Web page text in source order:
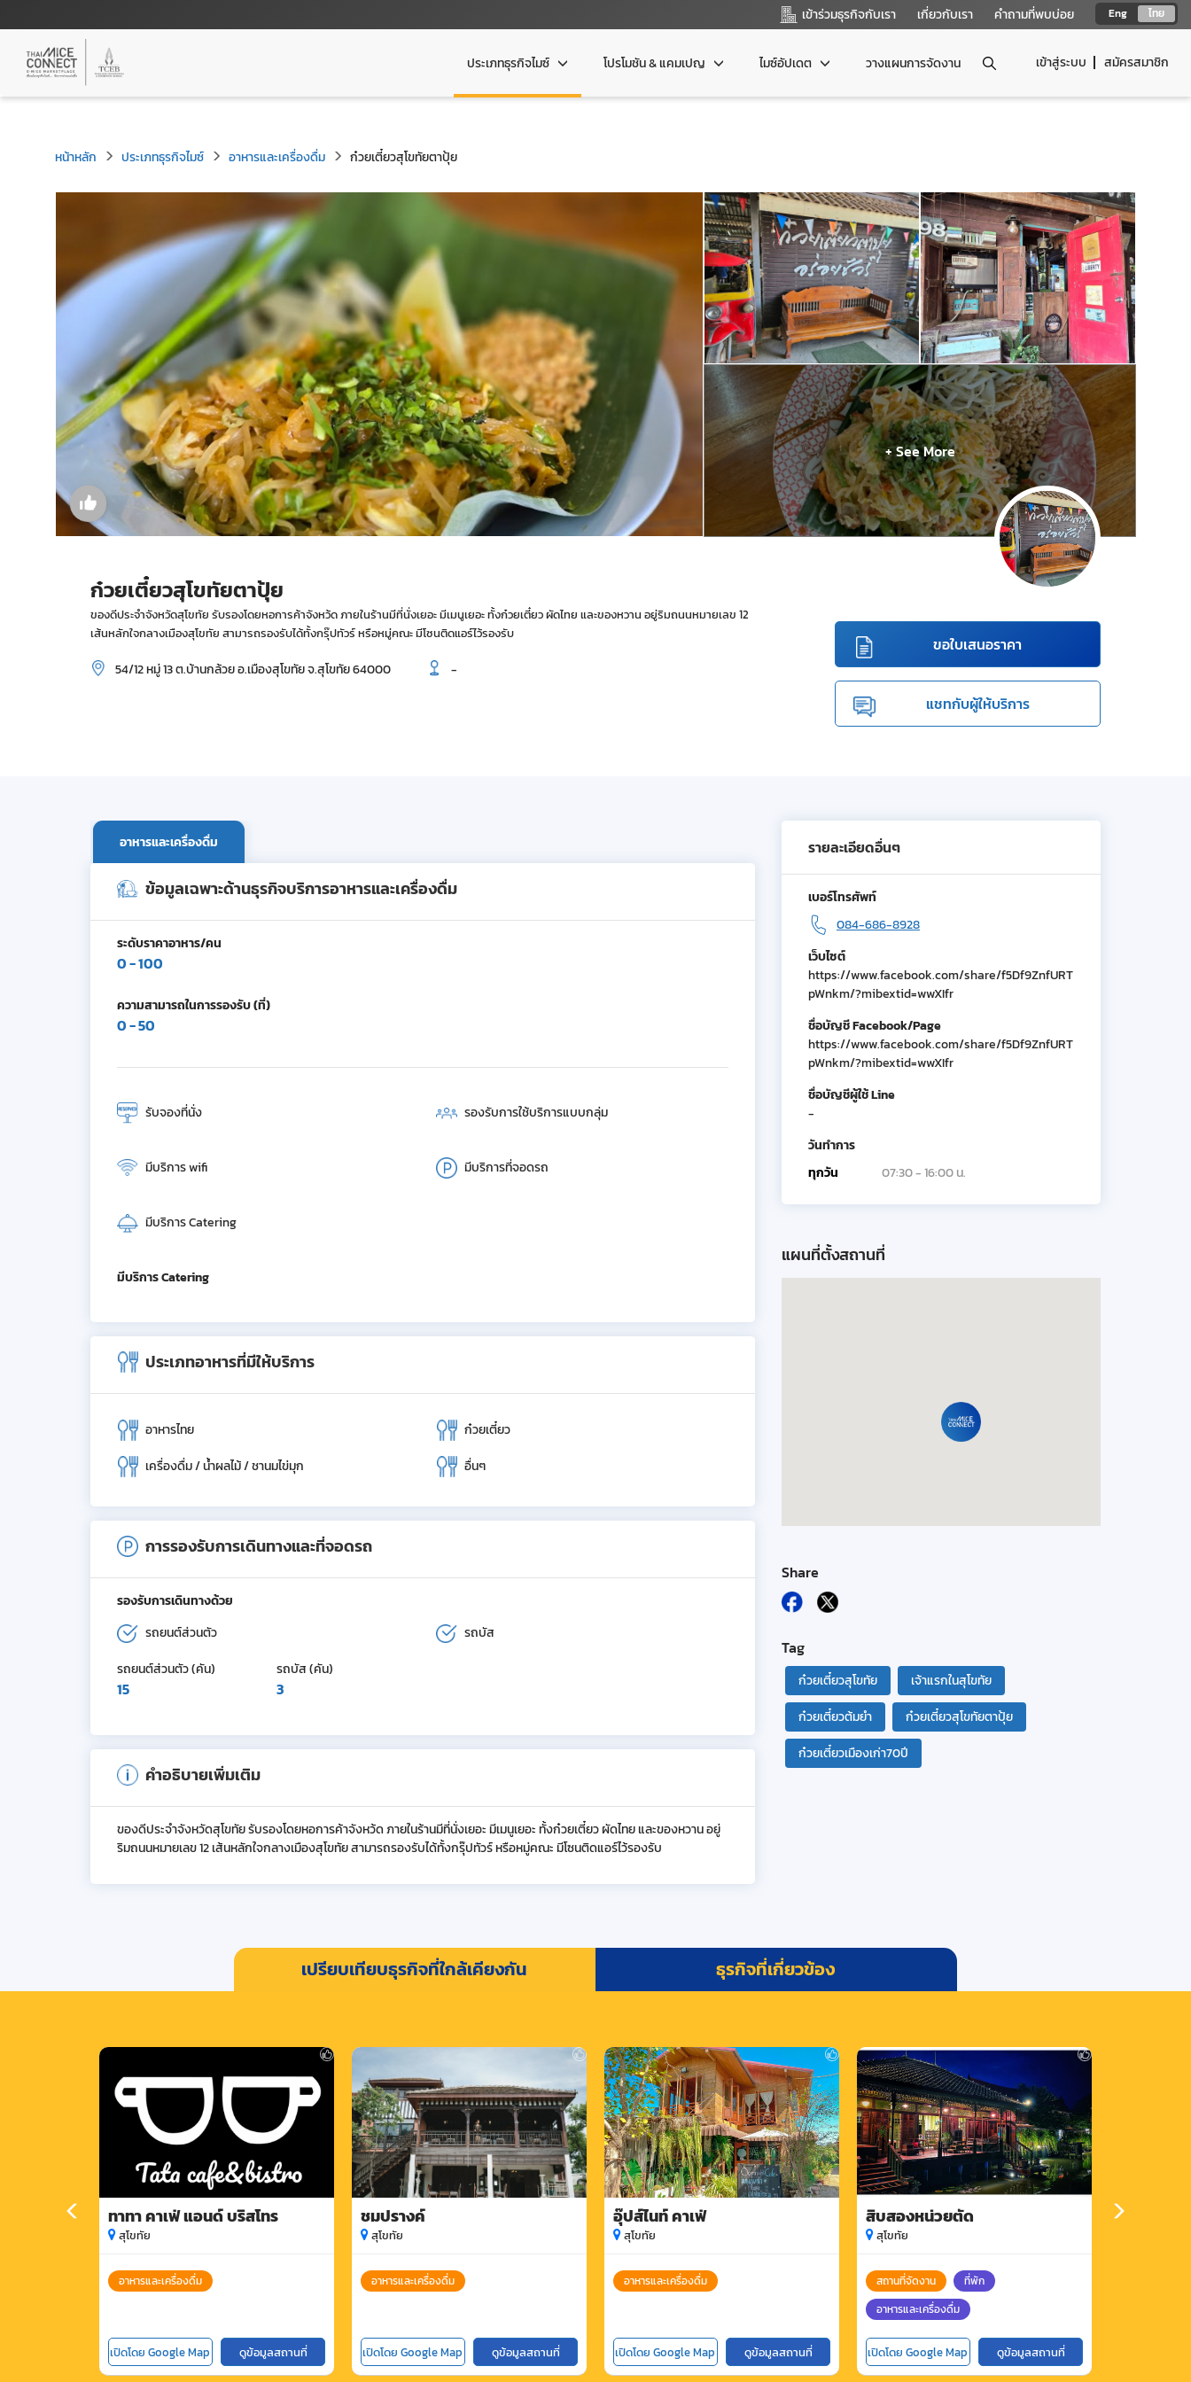
Eng ไทย
เข้าร่วมธุรกิจกับเรา เกี่ยวกับเรา คำถามที่พบบ่อย
เข้าสู่ระบบ สมัครสมาชิก
ประเภทธุรกิจไมซ์ โปรโมชัน & แคมเปญ ไมซ์อัปเดต วางแผนการจัดงาน
หน้าหลัก ประเภทธุรกิจไมซ์ อาหารและเครื่องดื่ม ก๋วยเตี๋ยวสุโขทัยตาปุ้ย
+ See More
ก๋วยเตี๋ยวสุโขทัยตาปุ้ย
ของดีประจำจังหวัดสุโขทัย รับรองโดยหอการค้าจังหว้ด ภายในร้านมีที่นั่งเยอะ มีเมนูเยอะ ทั้งก๋วยเตี๋ยว ผัดไทย และของหวาน อยู่ริมถนนหมายเลข 12
เส้นหลักใจกลางเมืองสุโขทัย สามารถรองรับได้ทั้งกรุ๊ปทัวร์ หรือหมู่คณะ มีโซนติดแอร์ไว้รองรับ
54/12 หมู่ 13 ต.บ้านกล้วย อ.เมืองสุโขทัย จ.สุโขทัย 64000 -
ขอใบเสนอราคา
แชทกับผู้ให้บริการ
อาหารและเครื่องดื่ม
ข้อมูลเฉพาะด้านธุรกิจบริการอาหารและเครื่องดื่ม
ระดับราคาอาหาร/คน
0 - 100
ความสามารถในการรองรับ (ที่)
0 - 50
รับจองที่นั่ง รองรับการใช้บริการแบบกลุ่ม
มีบริการ wifi มีบริการที่จอดรถ
มีบริการ Catering
มีบริการ Catering
ประเภทอาหารที่มีให้บริการ
อาหารไทย
ก๋วยเตี๋ยว
เครื่องดื่ม / น้ำผลไม้ / ชานมไข่มุก
อื่นๆ
การรองรับการเดินทางและที่จอดรถ
รองรับการเดินทางด้วย
รถยนต์ส่วนตัว
รถบัส
รถยนต์ส่วนตัว (คัน)
15
รถบัส (คัน)
3
คำอธิบายเพิ่มเติม
ของดีประจำจังหวัดสุโขทัย รับรองโดยหอการค้าจังหว้ด ภายในร้านมีที่นั่งเยอะ มีเมนูเยอะ ทั้งก๋วยเตี๋ยว ผัดไทย และของหวาน อยู่
ริมถนนหมายเลข 12 เส้นหลักใจกลางเมืองสุโขทัย สามารถรองรับได้ทั้งกรุ๊ปทัวร์ หรือหมู่คณะ มีโซนติดแอร์ไว้รองรับ
รายละเอียดอื่นๆ
เบอร์โทรศัพท์
084-686-8928
เว็บไซต์
https://www.facebook.com/share/f5Df9ZnfURT
pWnkm/?mibextid=wwXIfr
ชื่อบัญชี Facebook/Page
https://www.facebook.com/share/f5Df9ZnfURT
pWnkm/?mibextid=wwXIfr
ชื่อบัญชีผู้ใช้ Line
-
วันทำการ
ทุกวัน
07:30 - 16:00 น.
แผนที่ตั้งสถานที่
Share
Tag
ก๋วยเตี๋ยวสุโขทัย
เจ้าแรกในสุโขทัย
ก๋วยเตี๋ยวต้มยำ
ก๋วยเตี๋ยวสุโขทัยตาปุ้ย
ก๋วยเตี๋ยวเมืองเก่า70ปี
เปรียบเทียบธุรกิจที่ใกล้เคียงกัน ธุรกิจที่เกี่ยวข้อง
ทาทา คาเฟ่ แอนด์ บริสโทร
สุโขทัย
อาหารและเครื่องดื่ม
เปิดโดย Google Map ดูข้อมูลสถานที่
ชมปรางค์
สุโขทัย
อาหารและเครื่องดื่ม
เปิดโดย Google Map ดูข้อมูลสถานที่
อุ๊ปส์ไนท์ คาเฟ่
สุโขทัย
อาหารและเครื่องดื่ม
เปิดโดย Google Map ดูข้อมูลสถานที่
สิบสองหน่วยตัด
สุโขทัย
สถานที่จัดงาน
ที่พัก
อาหารและเครื่องดื่ม
เปิดโดย Google Map ดูข้อมูลสถานที่
บ้านเรา รี